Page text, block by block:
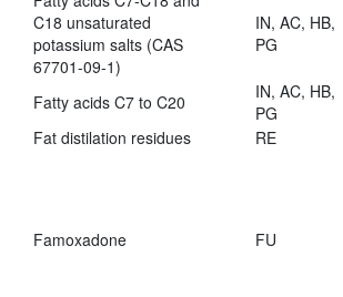
C18 unsaturated
potassium salts (CAS
67701-09-1)
IN, AC, HB,
PG
Fatty acids C7 to C20
IN, AC, HB,
PG
Fat distilation residues
RE
Famoxadone FU